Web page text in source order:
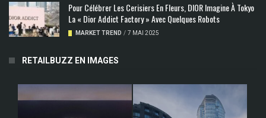
Pour Célébrer Les Cerisiers En Fleurs, DIOR Imagine À Tokyo
La « Dior Addict Factory » Avec Quelques Robots
MARKET TREND / 7 MAI 2025
RETAILBUZZ EN IMAGES